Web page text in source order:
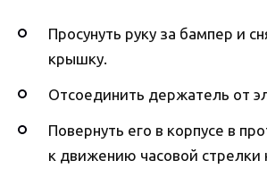
Просунуть руку за бампер и
крышку.
Отсоединить держатель от
Повернуть его в корпусе в
к движению часовой стрелки